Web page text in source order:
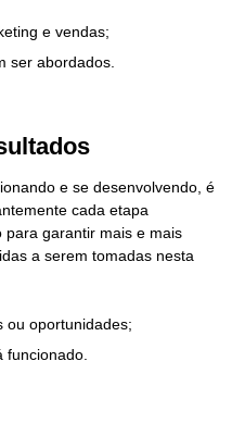
e vendas;
ser abordados.
e se desenvolvendo, é
cada etapa
para garantir mais e mais
a serem tomadas nesta
ou oportunidades;
funcionado.